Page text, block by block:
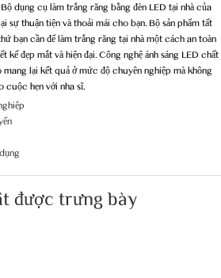
dụng cụ làm trắng răng bằng đèn LED tại nhà của
sự thuận tiện và thoải mái cho bạn. Bộ sản phẩm tất
bạn cần để làm trắng răng tại nhà một cách an toàn
kế đẹp mắt và hiện đại. Công nghệ ánh sáng LED chất
lại kết quả ở mức độ chuyên nghiệp mà không
cuộc hẹn với nha sĩ.
được trưng bày